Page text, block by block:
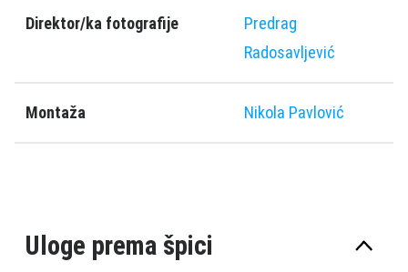
Direktor/ka fotografije
Predrag
Radosavljević
Montaža Nikola Pavlović
Uloge prema špici